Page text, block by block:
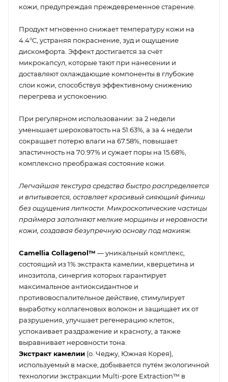
кожи, предупреждая преждевременное старение.
Продукт мгновенно снижает температуру кожи на
4.4°C, устраняя покраснение, зуд и ощущение
дискомфорта. Эффект достигается за счёт
микрокапсул, которые тают при нанесении и
доставляют охлаждающие компоненты в глубокие
слои кожи, способствуя эффективному снижению
перегрева и успокоению.
При регулярном использовании: за 2 недели
уменьшает шероховатость на 51.63%, а за 4 недели
сокращает потерю влаги на 67.58%, повышает
эластичность на 70.97% и сужает поры на 15.68%,
комплексно преображая состояние кожи.
Легчайшая текстура средства быстро распределяется
и впитывается, оставляет красивый сияющий финиш
без ощущения липкости. Микроскопические частицы
праймера заполняют мелкие морщины и неровности
кожи, создавая безупречную основу под макияж.
Camellia Сollagenol™ — уникальный комплекс,
состоящий из 1% экстракта камелии, кверцетина и
инозитола, синергия которых гарантирует
максимальное антиоксидантное и
противовоспалительное действие, стимулирует
выработку коллагеновых волокон и защищает их от
разрушения, улучшает регенерацию клеток,
успокаивает раздражение и красноту, а также
выравнивает неровности тона.
Экстракт камелии (о. Чеджу, Южная Корея),
используемый в маске, добывается путём экологичной
технологии экстракции Multi-pore Extraction™ в